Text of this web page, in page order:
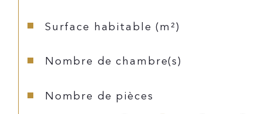
Surface habitable (m²)
Nombre de chambre(s)
Nombre de pièces